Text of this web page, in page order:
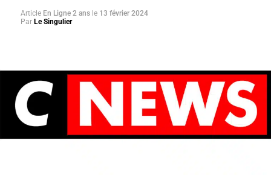
Article En Ligne 2 ans le 13 février 2024
Par Le Singulier